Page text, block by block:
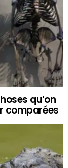
qu’on
comparées